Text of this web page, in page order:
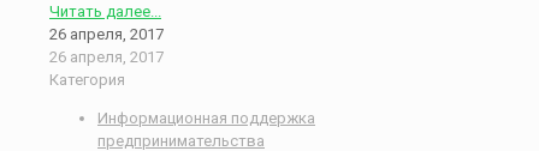
Читать далее...
26 апреля, 2017
26 апреля, 2017
Категория
Информационная поддержка
предпринимательства